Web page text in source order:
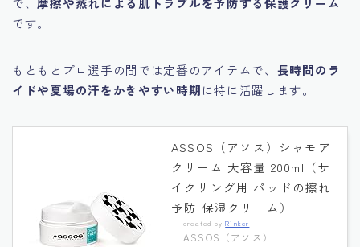
です。
もともとプロ選手の間では定番のアイテムで、 長時間のラ
イドや夏場の汗をかきやすい時期に特に活躍します。
ASSOS（アソス）シャモア
クリーム 大容量 200ml（サ
イクリング用 パッドの擦れ
予防 保湿クリーム）
created byRinker
ASSOS（アソス）